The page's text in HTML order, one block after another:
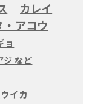
カレイ
アコウ
ョ
ジ など
イカ